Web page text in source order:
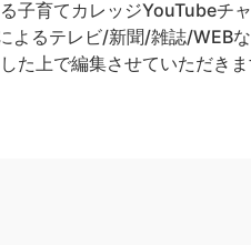
子育てカレッジYouTubeチ
よるテレビ/新聞/雑誌/WEB
た上で編集させていただき